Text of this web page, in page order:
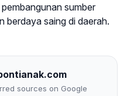
sumber
berdaya saing di daerah.
sources on Google